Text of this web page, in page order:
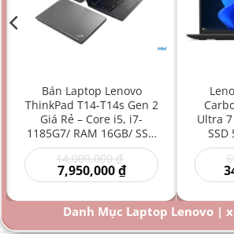
Bán Laptop Lenovo
ThinkPad T14-T14s Gen 2
Giá Rẻ – Core i5, i7-
1185G7/ RAM 16GB/ SSD
512GB/ Intel Iris Xe
Graphics/ 14 inch –
Laptop doanh nhân/
Laptop bền bỉ/ Laptop
hiệu năng mạnh giá rẻ
14,000,000₫
gốc
là:
14,000,000 ₫.
7,950,000₫Giá
hiện
là:
7,950,000 ₫.
Ultra 7
SSD
Siêu
₫.
Danh Mục Laptop Lenovo |